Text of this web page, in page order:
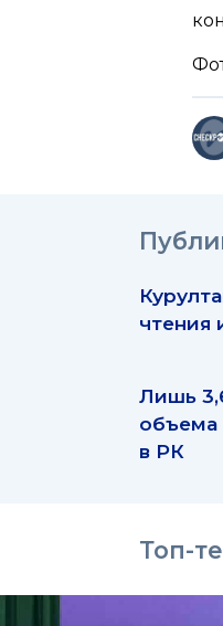
чтения
Лишь
объема
в РК
Топ-